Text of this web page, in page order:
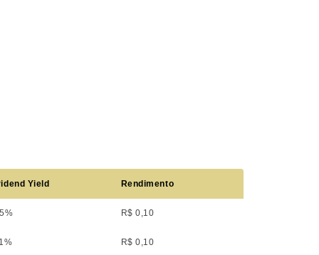
Yield Rendimento
R$ 0,10
R$ 0,10